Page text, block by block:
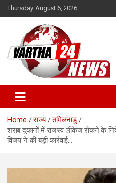
Skip
to
Thursday, August 6, 2026
Vartha 24
Home राज्य
तमिलनाडु
शराब दुकानों में राजस्व लीकेज रोकने के
विजय ने की बड़ी कार्रवाई…